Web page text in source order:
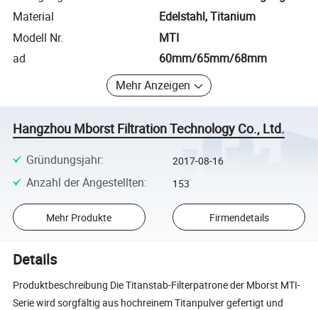
Material
Edelstahl, Titanium
Modell Nr.
MTI
ad
60mm/65mm/68mm
Mehr Anzeigen
Hangzhou Mborst Filtration Technology Co., Ltd.
Gründungsjahr: 2017-08-16
Anzahl der Angestellten: 153
Mehr Produkte Firmendetails
Details
Produktbeschreibung Die Titanstab-Filterpatrone der Mborst MTI-
Serie wird sorgfältig aus hochreinem Titanpulver gefertigt und